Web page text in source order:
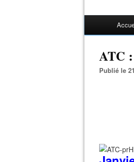
ATC
Publié le